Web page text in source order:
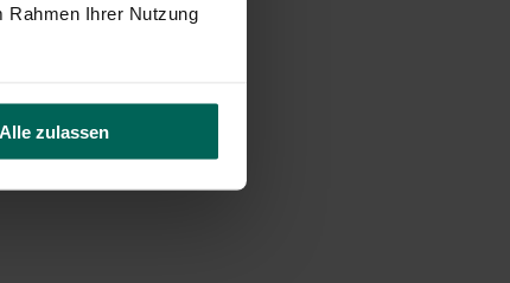
Rahmen Ihrer Nutzung
Alle zulassen